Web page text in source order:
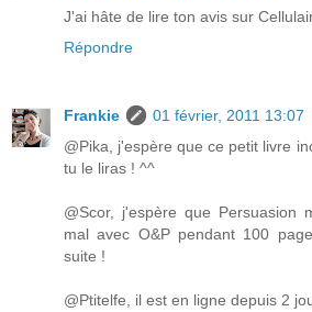
J'ai hâte de lire ton avis sur
Répondre
Frankie
01 février, 2011 13:07
@Pika, j'espère que ce petit livre
tu le liras ! ^^
@Scor, j'espère que Persuasion
mal avec O&P pendant 100
suite !
@Ptitelfe, il est en ligne depuis 2